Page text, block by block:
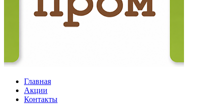
Главная
Акции
Контакты